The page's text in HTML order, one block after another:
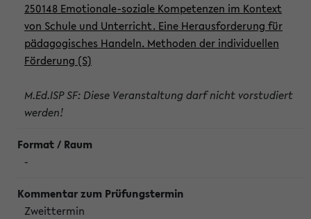
250148 Emotionale-soziale Kompetenzen im Kontext
von Schule und Unterricht. Eine Herausforderung für
pädagogisches Handeln. Methoden der individuellen
Förderung (S)
M.Ed.ISP SF: Diese Veranstaltung darf nicht vorstudiert
werden!
-
Zweittermin